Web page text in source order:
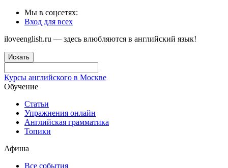
Мы в соцсетях:
Вход для всех
iloveenglish.ru — здесь влюбляются в английский язык!
Искать
Курсы английского в Москве
Обучение
Статьи
Упражнения онлайн
Английская грамматика
Топики
Афиша
Все события